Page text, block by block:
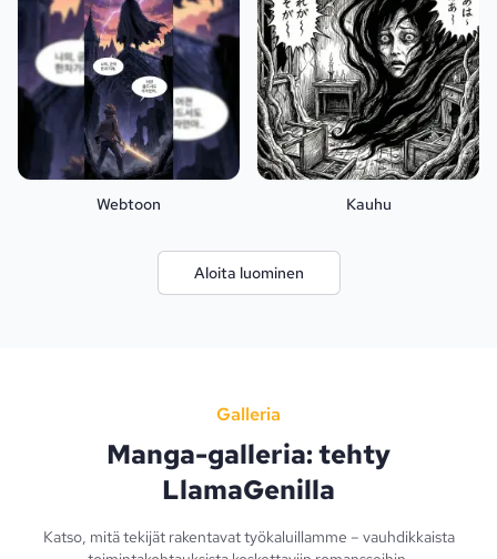
Webtoon Kauhu
Aloita luominen
Galleria
Manga-galleria: tehty
LlamaGenilla
Katso, mitä tekijät rakentavat työkaluillamme – vauhdikkaista